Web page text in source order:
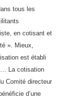
tous les
en cotisant et
». Mieux,
est établi
La cotisation
Comité directeur
d’une